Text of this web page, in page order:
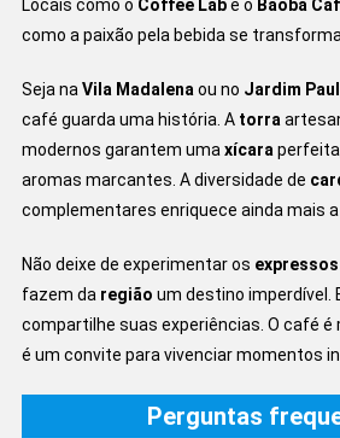
Locais como o Coffee Labe o Baobá
como a paixão pela bebida se
Seja na Vila Madalena ou no Jardim
café guarda uma história. A torra
modernos garantem uma xícara
aromas marcantes. A diversidade de
complementares enriquece ainda mais a
Não deixe de experimentar os expressos
fazem da região um destino imperdível.
compartilhe suas experiências. O café é
é um convite para vivenciar momentos
Perguntas